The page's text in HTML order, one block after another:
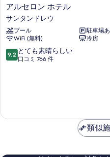
ア
ル
セ
ロ
ン
ホ
テ
レ
アルセロン ホテル
サンタンドレウ
プール
駐車場
WiFi (無料)
冷房
10
段
素
9.2 とても素晴らしい
口コミ 766 件
類似